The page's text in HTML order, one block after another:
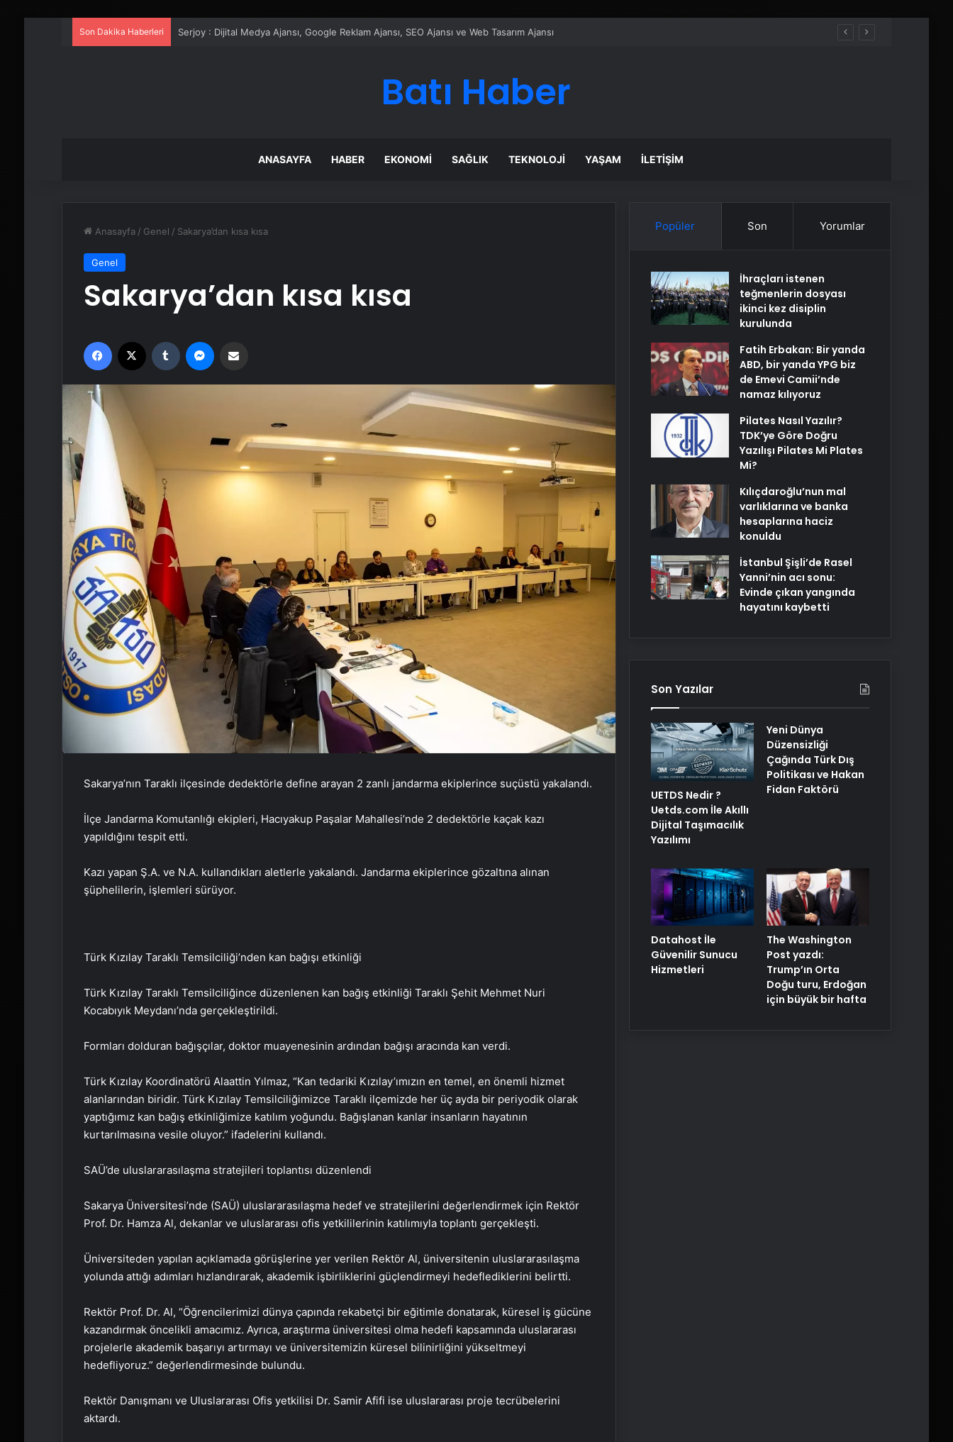
Son Dakika Haberleri UETDS Nedir ? Uetds.com İle Akıllı Dijital Taşımacılık Yazılımı
Batı Haber
ANASAYFA HABER EKONOMI SAĞLIK TEKNOLOJI YAŞAM İLETIŞIM
Anasayfa / Genel / Sakarya’dan kısa kısa
Genel
Sakarya’dan kısa kısa
Facebook Tumblr
Sakarya’nın Taraklı ilçesinde dedektörle define arayan 2 zanlı jandarma ekiplerince suçüstü yakalandı.
İlçe Jandarma Komutanlığı ekipleri, Hacıyakup Paşalar Mahallesi’nde 2 dedektörle kaçak kazı
yapıldığını tespit etti.
Kazı yapan Ş.A. ve N.A. kullandıkları aletlerle yakalandı. Jandarma ekiplerince gözaltına alınan
şüphelilerin, işlemleri sürüyor.
Türk Kızılay Taraklı Temsilciliği’nden kan bağışı etkinliği
Türk Kızılay Taraklı Temsilciliğince düzenlenen kan bağış etkinliği Taraklı Şehit Mehmet Nuri
Kocabıyık Meydanı’nda gerçekleştirildi.
Formları dolduran bağışçılar, doktor muayenesinin ardından bağışı aracında kan verdi.
Türk Kızılay Koordinatörü Alaattin Yılmaz, “Kan tedariki Kızılay’ımızın en temel, en önemli hizmet
alanlarından biridir. Türk Kızılay Temsilciliğimizce Taraklı ilçemizde her üç ayda bir periyodik olarak
yaptığımız kan bağış etkinliğimize katılım yoğundu. Bağışlanan kanlar insanların hayatının
kurtarılmasına vesile oluyor.” ifadelerini kullandı.
SAÜ’de uluslararasılaşma stratejileri toplantısı düzenlendi
Sakarya Üniversitesi’nde (SAÜ) uluslararasılaşma hedef ve stratejilerini değerlendirmek için Rektör
Prof. Dr. Hamza Al, dekanlar ve uluslararası ofis yetkililerinin katılımıyla toplantı gerçekleşti.
Üniversiteden yapılan açıklamada görüşlerine yer verilen Rektör Al, üniversitenin uluslararasılaşma
yolunda attığı adımları hızlandırarak, akademik işbirliklerini güçlendirmeyi hedeflediklerini belirtti.
Rektör Prof. Dr. Al, “Öğrencilerimizi dünya çapında rekabetçi bir eğitimle donatarak, küresel iş gücüne
kazandırmak öncelikli amacımız. Ayrıca, araştırma üniversitesi olma hedefi kapsamında uluslararası
projelerle akademik başarıyı artırmayı ve üniversitemizin küresel bilinirliğini yükseltmeyi
hedefliyoruz.” değerlendirmesinde bulundu.
Rektör Danışmanı ve Uluslararası Ofis yetkilisi Dr. Samir Afifi ise uluslararası proje tecrübelerini
aktardı.
Popüler Son Yorumlar
İhraçları istenen
teğmenlerin dosyası
ikinci kez disiplin
kurulunda
Fatih Erbakan: Bir yanda
ABD, bir yanda YPG biz
de Emevi Camii’nde
namaz kılıyoruz
Pilates Nasıl Yazılır?
TDK’ye Göre Doğru
Yazılışı Pilates Mi Plates
Mi?
Kılıçdaroğlu’nun mal
varlıklarına ve banka
hesaplarına haciz
konuldu
İstanbul Şişli’de Rasel
Yanni’nin acı sonu:
Evinde çıkan yangında
hayatını kaybetti
Son Yazılar
UETDS Nedir ?
Uetds.com İle Akıllı
Dijital Taşımacılık
Yazılımı
Yeni Dünya
Düzensizliği
Çağında Türk Dış
Politikası ve Hakan
Fidan Faktörü
Datahost İle
Güvenilir Sunucu
Hizmetleri
The Washington
Post yazdı:
Trump’ın Orta
Doğu turu, Erdoğan
için büyük bir hafta